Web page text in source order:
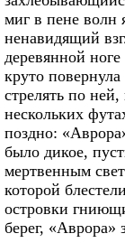
миг в пене волн
ненавидящий
деревянной
круто
стрелять по
нескольких
поздно:
было дикое,
мертвенным
которой
островки
берег, «Аврора»